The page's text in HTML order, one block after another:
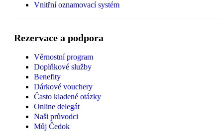
Vnitřní oznamovací systém
Rezervace a podpora
Věrnostní program
Doplňkové služby
Benefity
Dárkové vouchery
Často kladené otázky
Online delegát
Naši průvodci
Můj Čedok